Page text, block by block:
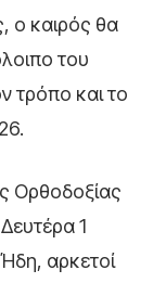
ο καιρός θα
του
τρόπο και το
Ορθοδοξίας
1
αρκετοί